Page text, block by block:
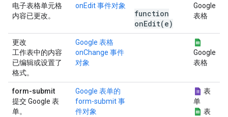
电子表格单元格
内容已更改。
onEdit 事件对象
function
onEdit(e)
Google
表格
更改
工作表中的内容
已编辑或设置了
格式。
Google 表格
onChange 事件
对象
Google
表格
form-submit
提交 Google 表
单。
Google 表单的
form-submit 事
件对象
表
单
表